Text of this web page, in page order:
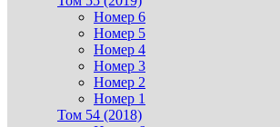
Номер 6
Номер 5
Номер 4
Номер 3
Номер 2
Номер 1
Том 54 (2018)